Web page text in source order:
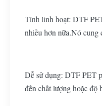
Tính linh hoạt: DTF
nhiều hơn nữa.Nó cung
Dễ sử dụng: DTF PET
đến chất lượng hoặc độ